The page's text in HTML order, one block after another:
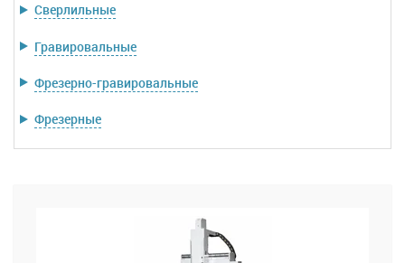
Сверлильные
Гравировальные
Фрезерно-гравировальные
Фрезерные